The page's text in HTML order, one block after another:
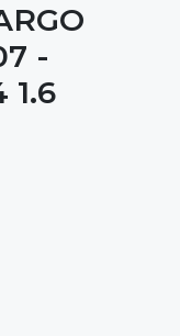
-
1.6